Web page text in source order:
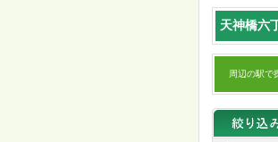
天神橋六
周辺の駅で